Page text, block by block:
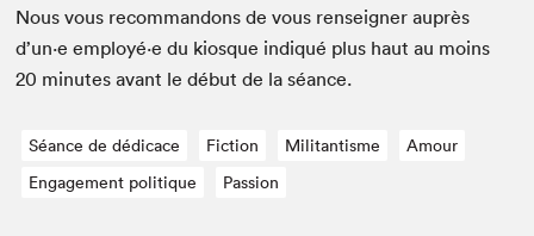
Nous vous recom­man­dons de vous ren­seign­er auprès
d’un·e employé·e du kiosque indiqué plus haut au moins
20 min­utes avant le début de la séance.
Séance de dédicace Fiction Militantisme
Amour
Engagement politique
Passion